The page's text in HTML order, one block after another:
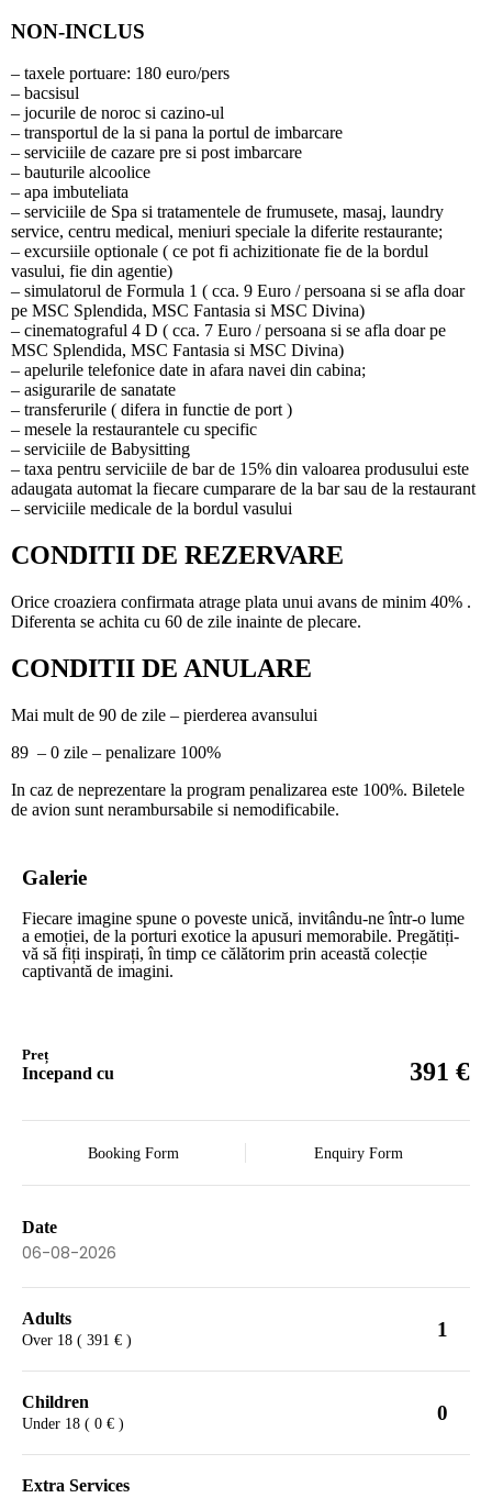
NON-INCLUS
– taxele portuare: 180 euro/pers
– bacsisul
– jocurile de noroc si cazino-ul
– transportul de la si pana la portul de imbarcare
– serviciile de cazare pre si post imbarcare
– bauturile alcoolice
– apa imbuteliata
– serviciile de Spa si tratamentele de frumusete, masaj, laundry
service, centru medical, meniuri speciale la diferite restaurante;
– excursiile optionale ( ce pot fi achizitionate fie de la bordul
vasului, fie din agentie)
– simulatorul de Formula 1 ( cca. 9 Euro / persoana si se afla doar
pe MSC Splendida, MSC Fantasia si MSC Divina)
– cinematograful 4 D ( cca. 7 Euro / persoana si se afla doar pe
MSC Splendida, MSC Fantasia si MSC Divina)
– apelurile telefonice date in afara navei din cabina;
– asigurarile de sanatate
– transferurile ( difera in functie de port )
– mesele la restaurantele cu specific
– serviciile de Babysitting
– taxa pentru serviciile de bar de 15% din valoarea produsului este
adaugata automat la fiecare cumparare de la bar sau de la restaurant
– serviciile medicale de la bordul vasului
CONDITII DE REZERVARE
Orice croaziera confirmata atrage plata unui avans de minim 40% .
Diferenta se achita cu 60 de zile inainte de plecare.
CONDITII DE ANULARE
Mai mult de 90 de zile – pierderea avansului
89 – 0 zile – penalizare 100%
In caz de neprezentare la program penalizarea este 100%. Biletele
de avion sunt nerambursabile si nemodificabile.
Galerie
Fiecare imagine spune o poveste unică, invitându-ne într-o lume
a emoției, de la porturi exotice la apusuri memorabile. Pregătiți-
vă să fiți inspirați, în timp ce călătorim prin această colecție
captivantă de imagini.
Preț
Incepand cu 391 €
Booking Form Enquiry Form
Date
Adults
Over 18 ( 391 € ) 1
Children
Under 18 ( 0 € ) 0
Extra Services